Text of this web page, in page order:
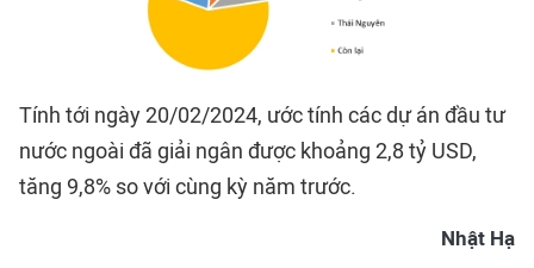
Tính tới ngày 20/02/2024, ước tính các dự án đầu tư
nước ngoài đã giải ngân được khoảng 2,8 tỷ USD,
tăng 9,8% so với cùng kỳ năm trước.
Nhật Hạ